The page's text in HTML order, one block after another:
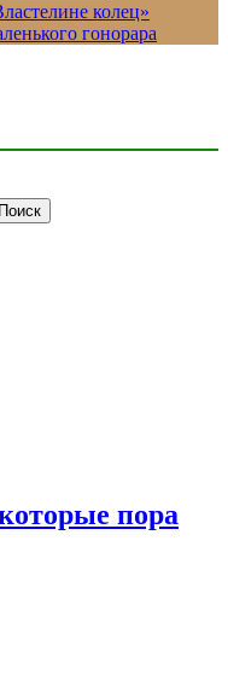
колец»
гонорара
пора